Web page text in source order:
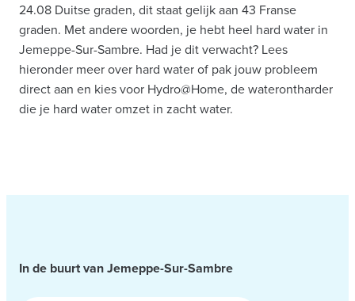
24.08 Duitse graden, dit staat gelijk aan 43 Franse
graden. Met andere woorden, je hebt heel hard water in
Jemeppe-Sur-Sambre. Had je dit verwacht? Lees
hieronder meer over hard water of pak jouw probleem
direct aan en kies voor Hydro@Home, de waterontharder
die je hard water omzet in zacht water.
In de buurt van Jemeppe-Sur-Sambre